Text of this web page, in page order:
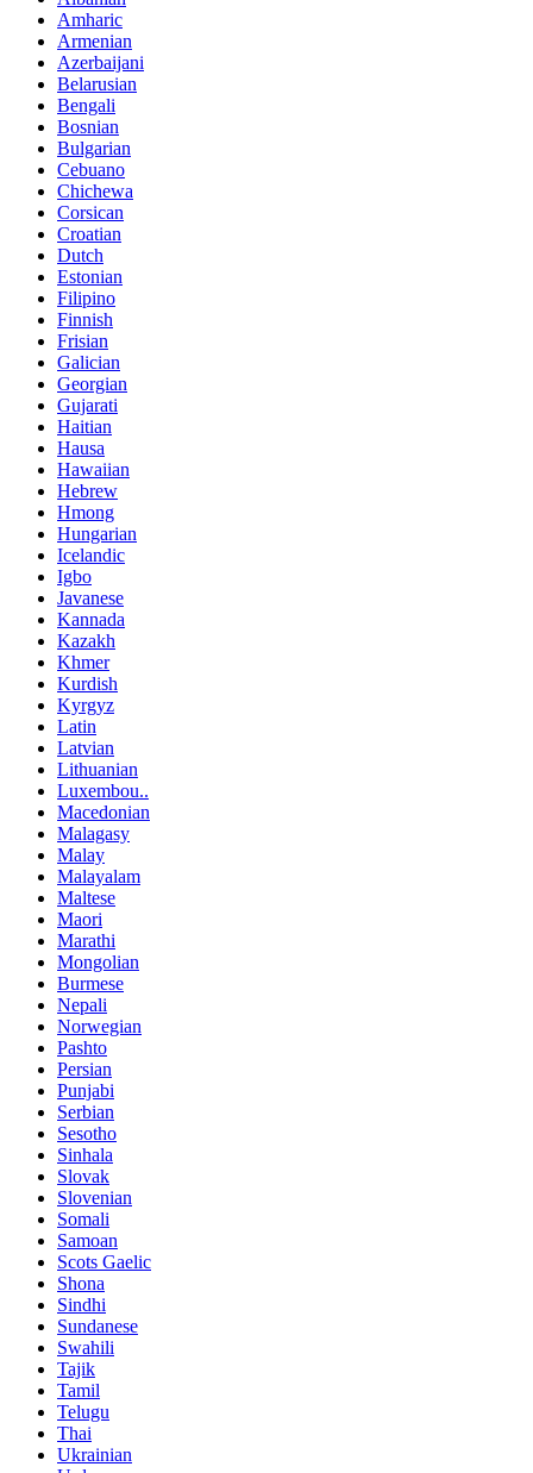
Amharic
Armenian
Azerbaijani
Belarusian
Bengali
Bosnian
Bulgarian
Cebuano
Chichewa
Corsican
Croatian
Dutch
Estonian
Filipino
Finnish
Frisian
Galician
Georgian
Gujarati
Haitian
Hausa
Hawaiian
Hebrew
Hmong
Hungarian
Icelandic
Igbo
Javanese
Kannada
Kazakh
Khmer
Kurdish
Kyrgyz
Latin
Latvian
Lithuanian
Luxembou..
Macedonian
Malagasy
Malay
Malayalam
Maltese
Maori
Marathi
Mongolian
Burmese
Nepali
Norwegian
Pashto
Persian
Punjabi
Serbian
Sesotho
Sinhala
Slovak
Slovenian
Somali
Samoan
Scots Gaelic
Shona
Sindhi
Sundanese
Swahili
Tajik
Tamil
Telugu
Thai
Ukrainian